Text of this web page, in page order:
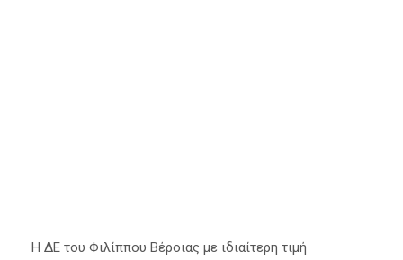
Η ΔΕ του Φιλίππου Βέροιας με ιδιαίτερη τιμή